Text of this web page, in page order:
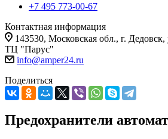
+7 495 773-00-67
Контактная информация
143530, Московская обл., г. Дедовск,
ТЦ "Парус"
info@amper24.ru
Поделиться
Предохранители